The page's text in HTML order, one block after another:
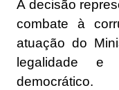
A decisão
combate à
atuação do
legalidade
democrático.